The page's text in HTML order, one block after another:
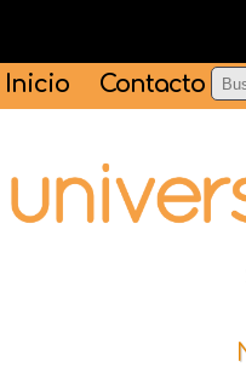
Inicio Contacto